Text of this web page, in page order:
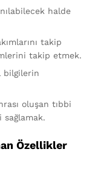
halde
takip
takip etmek.
bilgilerin
oluşan tıbbi
sağlamak.
Özellikler